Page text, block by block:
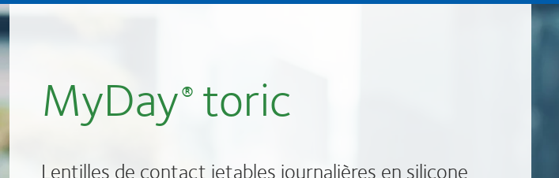
MyDay®toric
Lentilles de contact jetables journalières en silicone